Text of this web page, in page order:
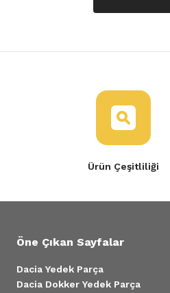
Ürün Çeşitliliği
Öne Çıkan Sayfalar
Dacia Yedek Parça
Dacia Dokker Yedek Parça